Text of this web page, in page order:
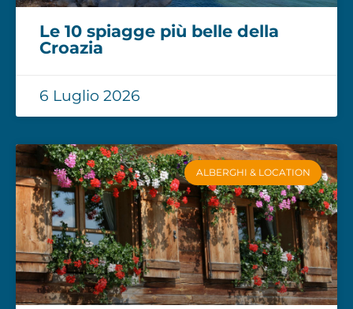
Le 10 spiagge più belle della
Croazia
6 Luglio 2026
ALBERGHI & LOCATION